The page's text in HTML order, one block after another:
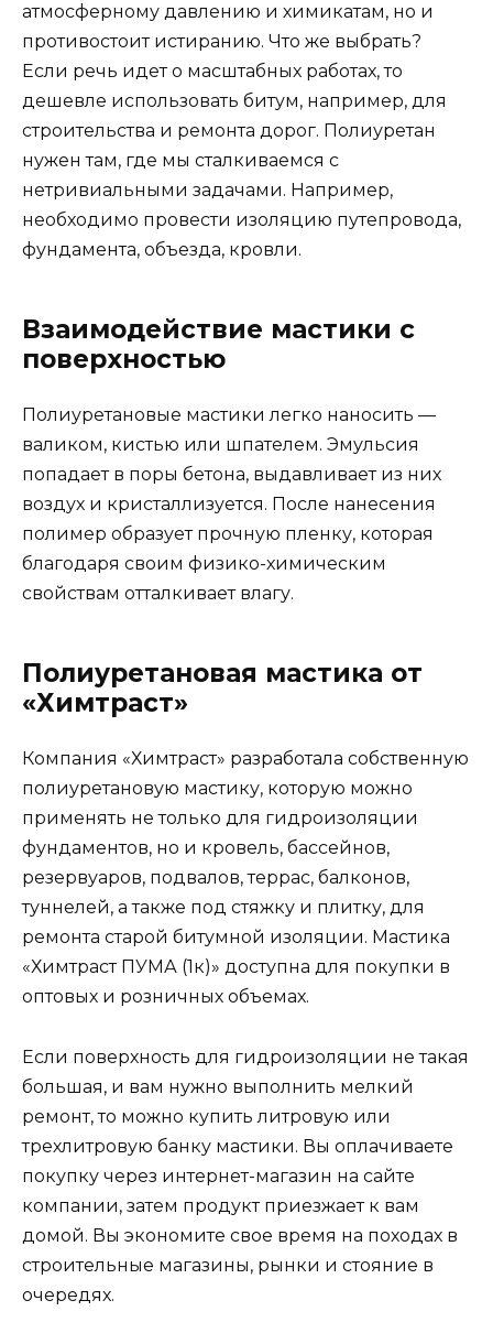
атмосферному давлению и химикатам, но и
противостоит истиранию. Что же выбрать?
Если речь идет о масштабных работах, то
дешевле использовать битум, например, для
строительства и ремонта дорог. Полиуретан
нужен там, где мы сталкиваемся с
нетривиальными задачами. Например,
необходимо провести изоляцию путепровода,
фундамента, объезда, кровли.
Взаимодействие мастики с
поверхностью
Полиуретановые мастики легко наносить —
валиком, кистью или шпателем. Эмульсия
попадает в поры бетона, выдавливает из них
воздух и кристаллизуется. После нанесения
полимер образует прочную пленку, которая
благодаря своим физико-химическим
свойствам отталкивает влагу.
Полиуретановая мастика от
«Химтраст»
Компания «Химтраст» разработала собственную
полиуретановую мастику, которую можно
применять не только для гидроизоляции
фундаментов, но и кровель, бассейнов,
резервуаров, подвалов, террас, балконов,
туннелей, а также под стяжку и плитку, для
ремонта старой битумной изоляции. Мастика
«Химтраст ПУМА (1к)» доступна для покупки в
оптовых и розничных объемах.
Если поверхность для гидроизоляции не такая
большая, и вам нужно выполнить мелкий
ремонт, то можно купить литровую или
трехлитровую банку мастики. Вы оплачиваете
покупку через интернет-магазин на сайте
компании, затем продукт приезжает к вам
домой. Вы экономите свое время на походах в
строительные магазины, рынки и стояние в
очередях.